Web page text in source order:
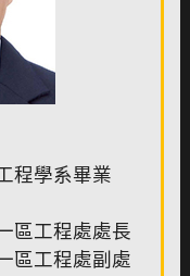
程學系畢業
區工程處處長
區工程處副處